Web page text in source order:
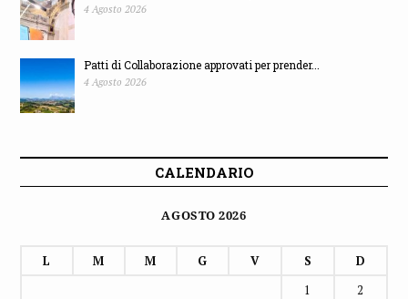
4 Agosto 2026
Patti di Collaborazione approvati per prender...
4 Agosto 2026
CALENDARIO
AGOSTO 2026
L M M G V S
D
1
2